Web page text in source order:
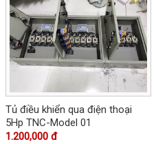
Tủ điều khiển qua điện thoại
5Hp TNC-Model 01
1.200,000 đ